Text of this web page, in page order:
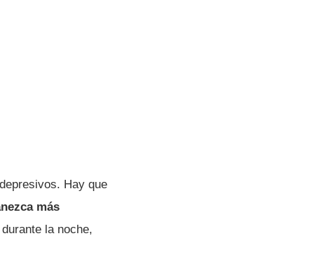
Hay que
más
la noche,